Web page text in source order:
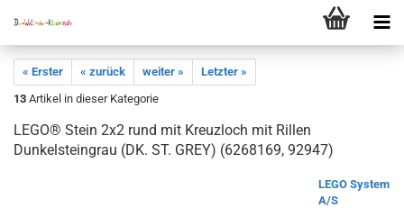
« Erster « zurück weiter »
Letzter »
13 Artikel in dieser Kategorie
LEGO® Stein 2x2 rund mit Kreuzloch mit Rillen
Dunkelsteingrau (DK. ST. GREY) (6268169, 92947)
LEGO System
A/S